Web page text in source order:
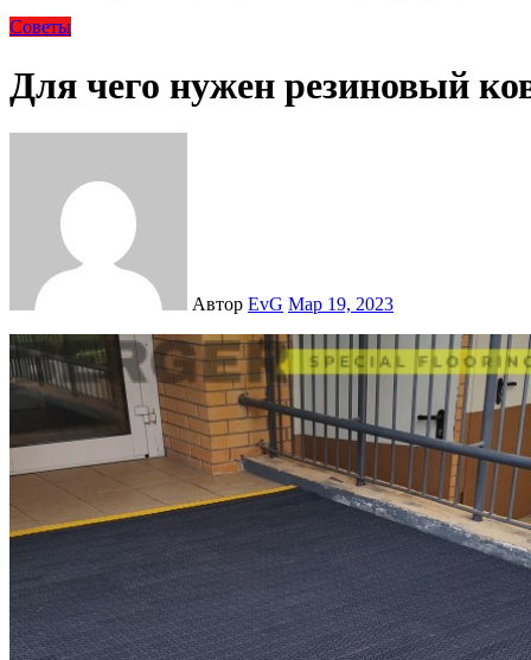
Советы
Для чего нужен резиновый
Автор EvG Мар 19, 2023